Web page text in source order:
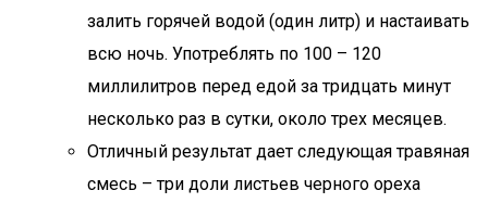
залить горячей водой (один литр) и настаивать
всю ночь. Употреблять по 100 – 120
миллилитров перед едой за тридцать минут
несколько раз в сутки, около трех месяцев.
Отличный результат дает следующая травяная
смесь – три доли листьев черного ореха